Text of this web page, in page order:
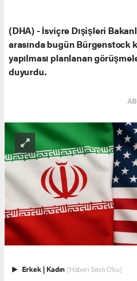
(DHA) - İsviçre Dışişleri
arasında bugün Bürgenstock
yapılması planlanan
duyurdu.
Erkek | Kadın (Haberi Sesli Oku)